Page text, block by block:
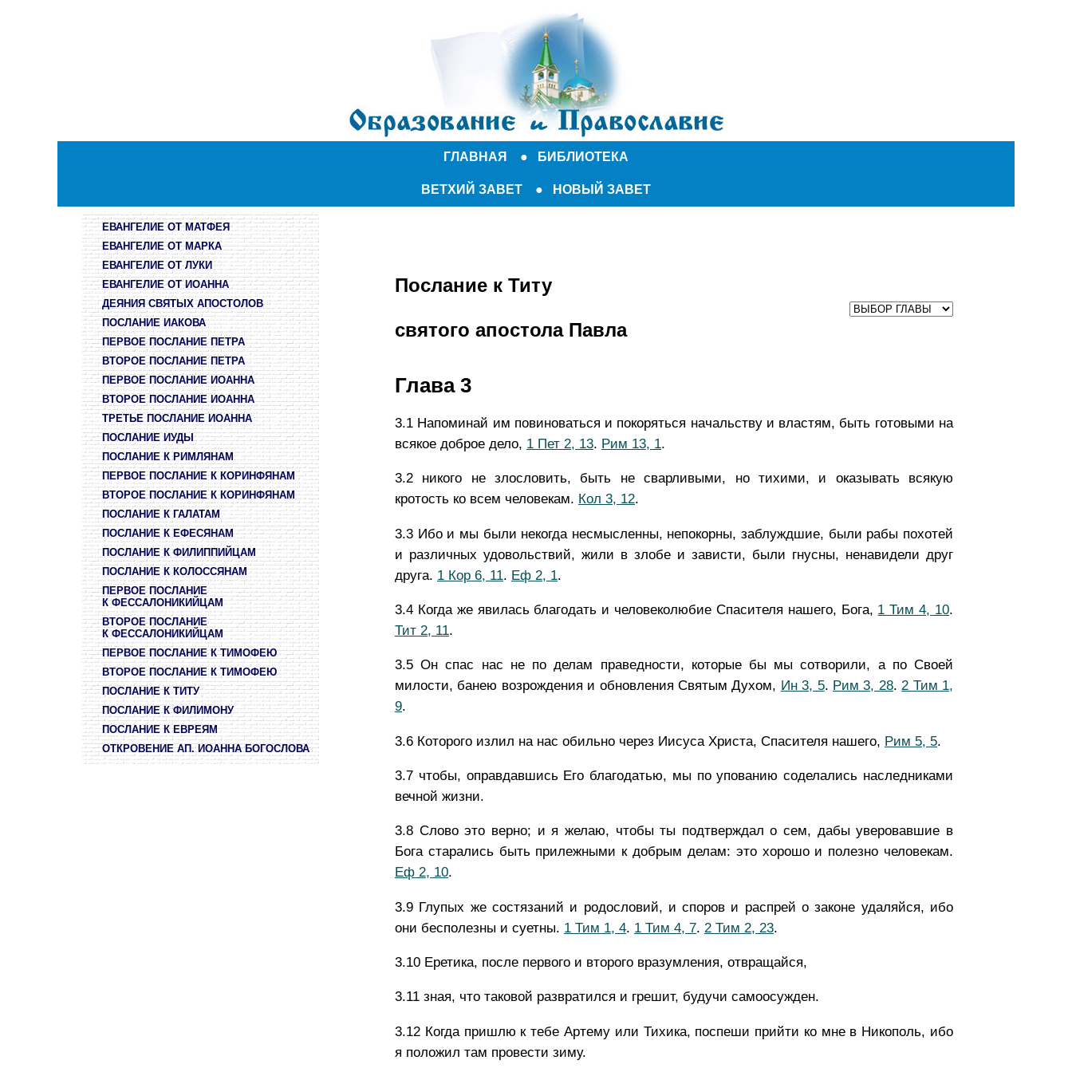
ГЛАВНАЯ ● БИБЛИОТЕКА
ВЕТХИЙ ЗАВЕТ ● НОВЫЙ ЗАВЕТ
ЕВАНГЕЛИЕ ОТ МАТФЕЯ
ЕВАНГЕЛИЕ ОТ МАРКА
ЕВАНГЕЛИЕ ОТ ЛУКИ
ЕВАНГЕЛИЕ ОТ ИОАННА
ДЕЯНИЯ СВЯТЫХ АПОСТОЛОВ
ПОСЛАНИЕ ИАКОВА
ПЕРВОЕ ПОСЛАНИЕ ПЕТРА
ВТОРОЕ ПОСЛАНИЕ ПЕТРА
ПЕРВОЕ ПОСЛАНИЕ ИОАННА
ВТОРОЕ ПОСЛАНИЕ ИОАННА
ТРЕТЬЕ ПОСЛАНИЕ ИОАННА
ПОСЛАНИЕ ИУДЫ
ПОСЛАНИЕ К РИМЛЯНАМ
ПЕРВОЕ ПОСЛАНИЕ К КОРИНФЯНАМ
ВТОРОЕ ПОСЛАНИЕ К КОРИНФЯНАМ
ПОСЛАНИЕ К ГАЛАТАМ
ПОСЛАНИЕ К ЕФЕСЯНАМ
ПОСЛАНИЕ К ФИЛИППИЙЦАМ
ПОСЛАНИЕ К КОЛОССЯНАМ
ПЕРВОЕ ПОСЛАНИЕ
К ФЕССАЛОНИКИЙЦАМ
ВТОРОЕ ПОСЛАНИЕ
К ФЕССАЛОНИКИЙЦАМ
ПЕРВОЕ ПОСЛАНИЕ К ТИМОФЕЮ
ВТОРОЕ ПОСЛАНИЕ К ТИМОФЕЮ
ПОСЛАНИЕ К ТИТУ
ПОСЛАНИЕ К ФИЛИМОНУ
ПОСЛАНИЕ К ЕВРЕЯМ
ОТКРОВЕНИЕ АП. ИОАННА БОГОСЛОВА
Послание к Титу
святого апостола Павла
Глава 3
3.1 Напоминай им повиноваться и покоряться начальству и властям, быть готовыми на
всякое доброе дело, 1 Пет 2, 13. Рим 13, 1.
3.2 никого не злословить, быть не сварливыми, но тихими, и оказывать всякую
кротость ко всем человекам. Кол 3, 12.
3.3 Ибо и мы были некогда несмысленны, непокорны, заблуждшие, были рабы похотей
и различных удовольствий, жили в злобе и зависти, были гнусны, ненавидели друг
друга. 1 Кор 6, 11. Еф 2, 1.
3.4 Когда же явилась благодать и человеколюбие Спасителя нашего, Бога, 1 Тим 4, 10.
Тит 2, 11.
3.5Он спас нас не по делам праведности, которые бы мы сотворили, а по Своей
милости, банею возрождения и обновления Святым Духом, Ин 3, 5. Рим 3, 28.2 Тим 1,
9.
3.6 Которого излил на нас обильно через Иисуса Христа, Спасителя нашего, Рим 5, 5.
3.7 чтобы, оправдавшись Его благодатью, мы по упованию соделались наследниками
вечной жизни.
3.8 Слово это верно; и я желаю, чтобы ты подтверждал о сем, дабы уверовавшие в
Бога старались быть прилежными к добрым делам: это хорошо и полезно человекам.
Еф 2, 10.
3.9 Глупых же состязаний и родословий, и споров и распрей о законе удаляйся, ибо
они бесполезны и суетны. 1 Тим 1, 4. 1 Тим 4, 7. 2 Тим 2, 23.
3.10 Еретика, после первого и второго вразумления, отвращайся,
3.11 зная, что таковой развратился и грешит, будучи самоосужден.
3.12 Когда пришлю к тебе Артему или Тихика, поспеши прийти ко мне в Никополь, ибо
я положил там провести зиму.